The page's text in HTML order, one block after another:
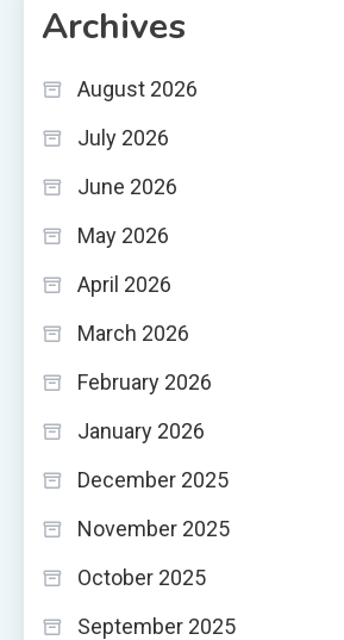
Archives
August 2026
July 2026
June 2026
May 2026
April 2026
March 2026
February 2026
January 2026
December 2025
November 2025
October 2025
September 2025